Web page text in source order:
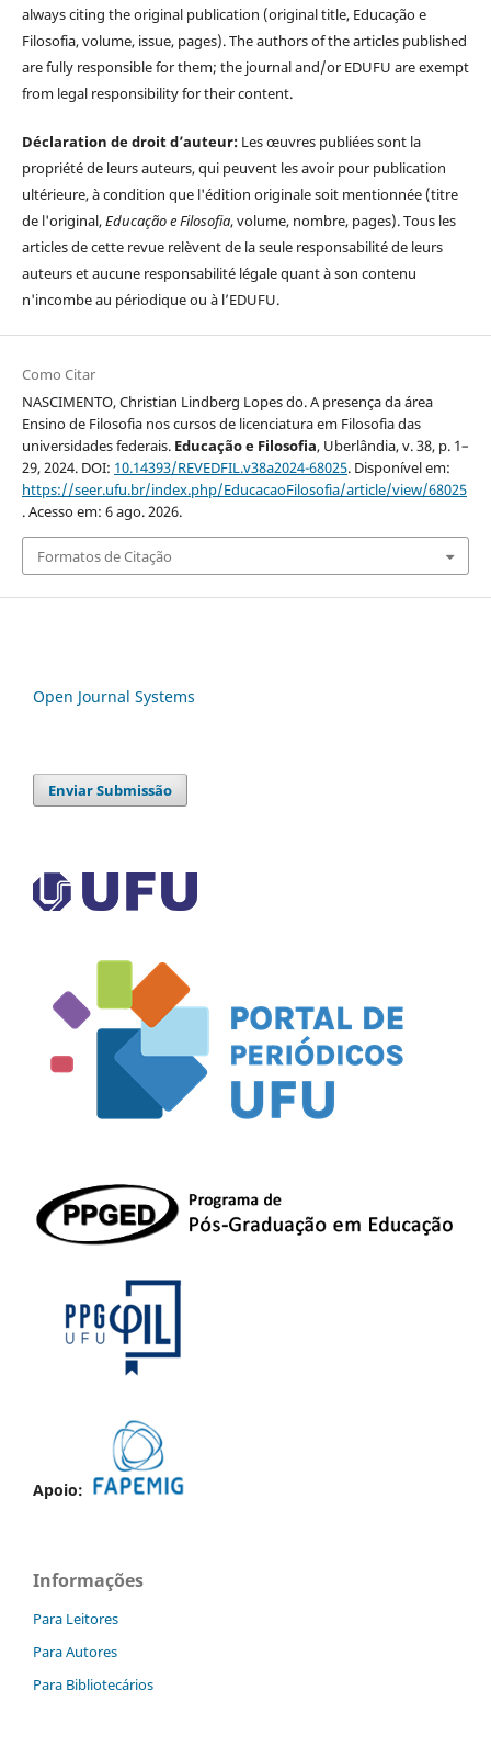
always citing the original publication (original title, Educação e
Filosofia, volume, issue, pages). The authors of the articles published
are fully responsible for them; the journal and/or EDUFU are exempt
from legal responsibility for their content.
Déclaration de droit d’auteur: Les œuvres publiées sont la
propriété de leurs auteurs, qui peuvent les avoir pour publication
ultérieure, à condition que l'édition originale soit mentionnée (titre
de l'original,Educação e Filosofia, volume, nombre, pages). Tous les
articles de cette revue relèvent de la seule responsabilité de leurs
auteurs et aucune responsabilité légale quant à son contenu
n'incombe au périodique ou à l’EDUFU.
Como Citar
NASCIMENTO, Christian Lindberg Lopes do. A presença da área
Ensino de Filosofia nos cursos de licenciatura em Filosofia das
universidades federais. Educação e Filosofia, Uberlândia, v. 38, p. 1–
29, 2024. DOI: 10.14393/REVEDFIL.v38a2024-68025. Disponível em:
https://seer.ufu.br/index.php/EducacaoFilosofia/article/view/68025
. Acesso em: 6 ago. 2026.
Formatos de Citação
Open Journal Systems
Enviar Submissão
Apoio:
Informações
Para Leitores
Para Autores
Para Bibliotecários